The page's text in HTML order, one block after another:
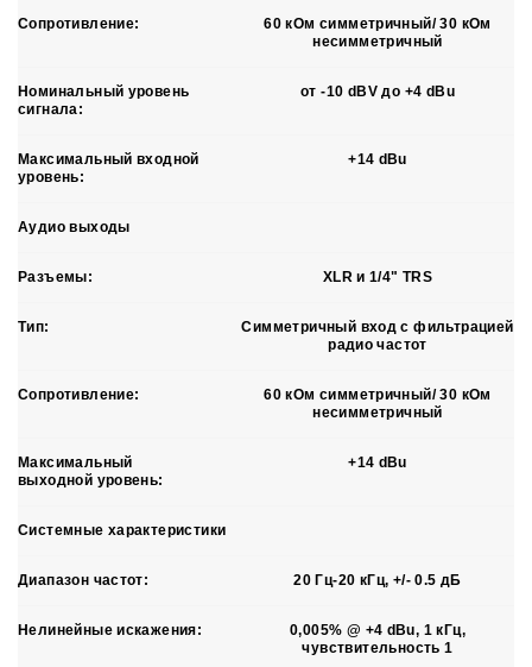
Сопротивление:
60 кОм симметричный/ 30 кОм
несимметричный
Номинальный уровень
сигнала:
от -10 dBV до +4 dBu
Максимальный входной
уровень:
+14 dBu
Аудио выходы
Разъемы: XLR и 1/4" TRS
Тип:
Симметричный вход c фильтрацией
радио частот
Сопротивление:
60 кОм симметричный/ 30 кОм
несимметричный
Максимальный
выходной уровень:
+14 dBu
Системные характеристики
Диапазон частот: 20 Гц-20 кГц, +/- 0.5 дБ
Нелинейные искажения:
0,005% @ +4 dBu, 1 кГц,
чувствительность 1